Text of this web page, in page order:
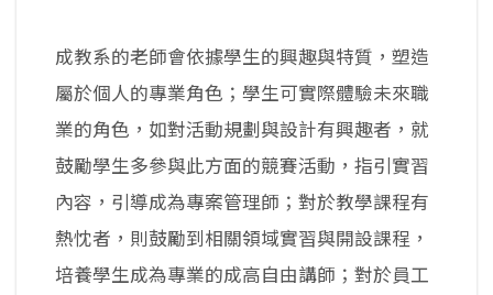
成教系的老師會依據學生的興趣與特質，塑造
屬於個人的專業角色；學生可實際體驗未來職
業的角色，如對活動規劃與設計有興趣者，就
鼓勵學生多參與此方面的競賽活動，指引實習
內容，引導成為專案管理師；對於教學課程有
熱忱者，則鼓勵到相關領域實習與開設課程，
培養學生成為專業的成高自由講師；對於員工